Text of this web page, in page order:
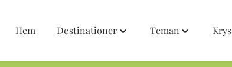
Hem Destinationer Teman
Toggle